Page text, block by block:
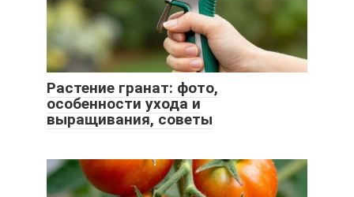
Растение гранат: фото,
особенности ухода и
выращивания, советы